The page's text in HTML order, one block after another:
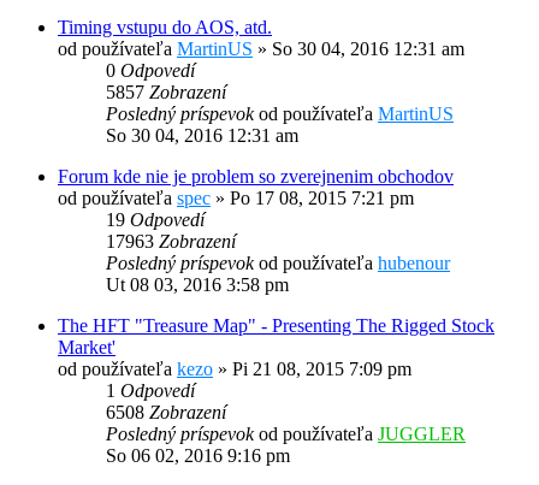
Timing vstupu do AOS, atd.
od používateľa MartinUS » So 30 04, 2016 12:31 am
0 Odpovedí
5857 Zobrazení
Posledný príspevokod používateľa MartinUS
So 30 04, 2016 12:31 am
Forum kde nie je problem so zverejnenim obchodov
od používateľa spec » Po 17 08, 2015 7:21 pm
19 Odpovedí
17963 Zobrazení
Posledný príspevokod používateľa hubenour
Ut 08 03, 2016 3:58 pm
The HFT "Treasure Map" - Presenting The Rigged Stock
Market'
od používateľa kezo » Pi 21 08, 2015 7:09 pm
1 Odpovedí
6508 Zobrazení
Posledný príspevokod používateľa JUGGLER
So 06 02, 2016 9:16 pm